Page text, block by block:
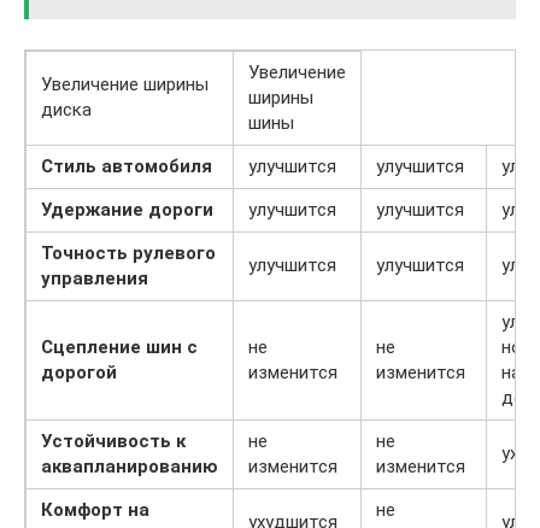
Увеличение ширины
диска
Увеличение
ширины
шины
Стиль автомобиля
улучшится улучшится
Удержание дороги
улучшится улучшится
Точность рулевого
управления
улучшится улучшится
Сцепление шин с
дорогой
не
изменится
не
изменится
но
на
Устойчивость к
аквапланированию
не
изменится
не
изменится
Комфорт на
ухудшится
не